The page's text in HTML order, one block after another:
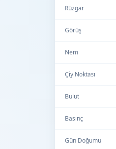
Rüzgar
Görüş
Nem
Çiy Noktası
Bulut
Basınç
Gün Doğumu